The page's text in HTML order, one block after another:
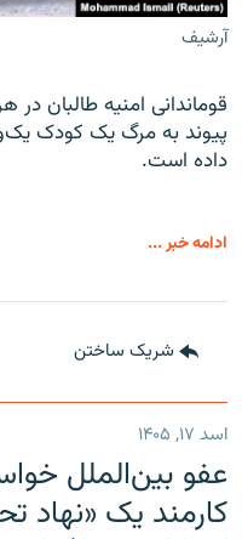
آرشیف
قوماندانی امنیه طالبان
پیوند به مرگ یک کودک
داده است.
ادامه خبر ...
شریک ساختن
اسد ۱۷, ۱۴۰۵
عفو بین‌الملل
کارمند یک «نهاد